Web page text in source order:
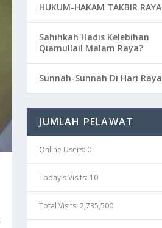
HUKUM-HAKAM TAKBIR RAYA
Sahihkah Hadis Kelebihan
Qiamullail Malam Raya?
Sunnah-Sunnah Di Hari Raya
JUMLAH PELAWAT
Online Users: 0
Today's Visits: 10
Total Visits:2,735,500